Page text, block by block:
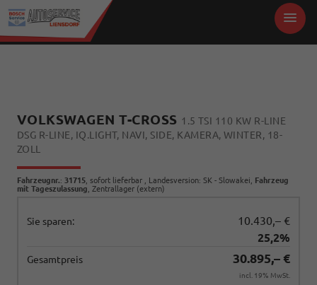
VOLKSWAGEN T-CROSS 1.5 TSI 110 KW R-LINE
DSG R-LINE, IQ.LIGHT, NAVI, SIDE, KAMERA, WINTER, 18-
ZOLL
Fahrzeugnr.: 31715 sofort lieferbar , Landesversion: SK - Slowakei, Fahrzeug
mit Tageszulassung , Zentrallager (extern)
Sie sparen:
10.430,– €
25,2%
Gesamtpreis 30.895,– €
incl. 19% MwSt.